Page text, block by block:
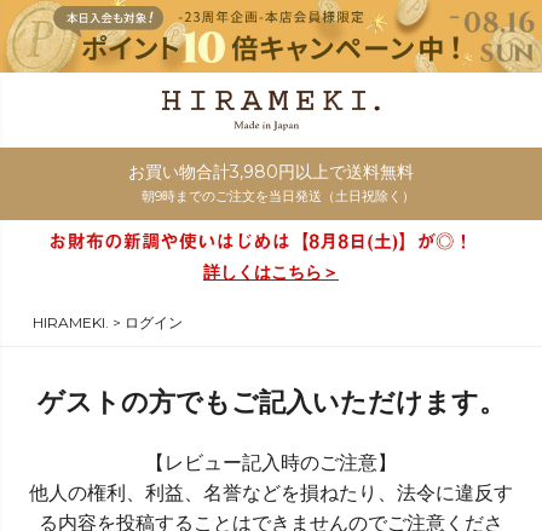
お買い物合計3,980円以上で送料無料
朝9時までのご注文を当日発送（土日祝除く）
詳しくはこちら＞
HIRAMEKI. ログイン
ゲストの方でもご記入いただけます。
【レビュー記入時のご注意】
他人の権利、利益、名誉などを損ねたり、法令に違反す
る内容を投稿することはできませんのでご注意くださ